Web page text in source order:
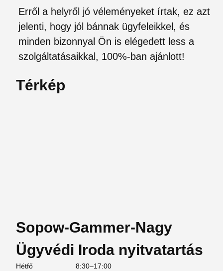
Erről a helyről jó véleményeket írtak, ez azt
jelenti, hogy jól bánnak ügyfeleikkel, és
minden bizonnyal Ön is elégedett less a
szolgáltatásaikkal, 100%-ban ajánlott!
Térkép
Sopow-Gammer-Nagy
Ügyvédi Iroda nyitvatartás
Hétfő
8:30–17:00